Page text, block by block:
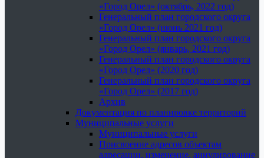
«Город Орел» (октябрь, 2022 год)
Генеральный план городского округа
«Город Орел» (июнь 2021 год)
Генеральный план городского округа
«Город Орел» (январь, 2021 год)
Генеральный план городского округа
«Город Орел» (2020 год)
Генеральный план городского округа
«Город Орел» (2017 год)
Архив
Документация по планировке территорий
Муниципальные услуги
Муниципальные услуги
Присвоение адресов объектам
адресации, изменение, аннулирование